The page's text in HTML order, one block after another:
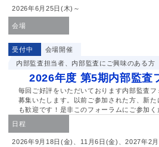
2026年6月25日(木)～
会場
受付中
会場開催
内部監査担当者、内部監査にご興味のある方
2026年度 第5期内部監査
毎回ご好評をいただいております内部監査
募集いたします。以前ご参加された方、新
も歓迎です！是非このフォーラムにご参加く
日程
2026年9月18日(金)、11月6日(金)、2027年2